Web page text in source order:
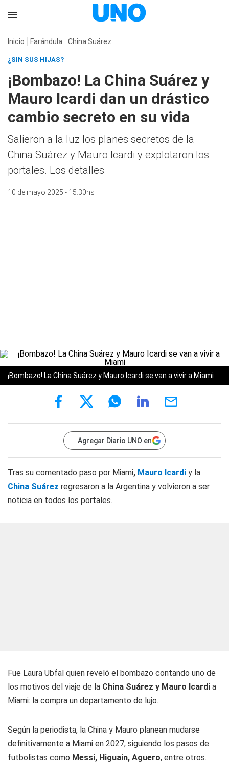
Inicio Farándula China Suárez
¿SIN SUS HIJAS?
¡Bombazo! La China Suárez y
Mauro Icardi dan un drástico
cambio secreto en su vida
Salieron a la luz los planes secretos de la
China Suárez y Mauro Icardi y explotaron los
portales. Los detalles
10 de mayo 2025 - 15:30hs
¡Bombazo! La China Suárez y Mauro Icardi se van a vivir a Miami
Agregar Diario UNO en
Tras su comentado paso por Miami, Mauro Icardi y la
China Suárez regresaron a la Argentina y volvieron a ser
noticia en todos los portales.
Fue Laura Ubfal quien reveló el bombazo contando uno de
los motivos del viaje de la China Suárez y Mauro Icardi a
Miami: la compra un departamento de lujo.
Según la periodista, la China y Mauro planean mudarse
definitivamente a Miami en 2027, siguiendo los pasos de
futbolistas como Messi, Higuain, Aguero, entre otros.